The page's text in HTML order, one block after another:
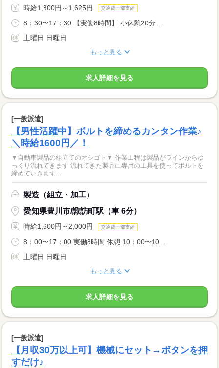
時給1,300円～1,625円 交通費一部支給
8：30〜17：30 【実働8時間】 小休憩20分 ...
土曜日 日曜日
もっと見る
求人詳細を見る
[一般派遣]
【男性活躍中】ボルトを締めるカンタン作業♪
＼時給1600円／！
▼自動車製品の組立てのオシゴト▼ 作業工程は製品がラインからゆ
っくり流れてきます 流れてきた製品に専用の工具を使ってボルトを
締めていきます...
製造（組立・加工）
愛知県豊川市/諏訪町駅（車 6分）
時給1,600円～2,000円 交通費一部支給
8：00〜17：00 実働8時間 休憩 10：00〜10...
土曜日 日曜日
もっと見る
求人詳細を見る
[一般派遣]
【月収30万以上可】機械にセット→ボタンを押
すだけ♪